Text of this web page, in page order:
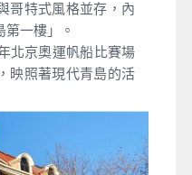
哥特式風格並存，內
一樓」。
北京奧運帆船比賽場
映照著現代青島的活